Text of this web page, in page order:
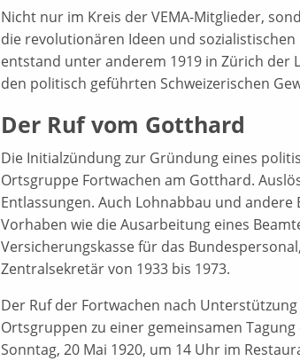
Nicht nur im Kreis der VEMA-Mitglieder,
die revolutionären Ideen und
entstand unter anderem 1919 in Zürich der
den politisch geführten Schweizerischen
Der Ruf vom Gotthard
Die Initialzündung zur Gründung eines
Ortsgruppe Fortwachen am Gotthard.
Entlassungen. Auch Lohnabbau und
Vorhaben wie die Ausarbeitung eines
Versicherungskasse für das
Zentralsekretär von 1933 bis 1973.
Der Ruf der Fortwachen nach
Ortsgruppen zu einer gemeinsamen
Sonntag, 20 Mai 1920, um 14 Uhr im